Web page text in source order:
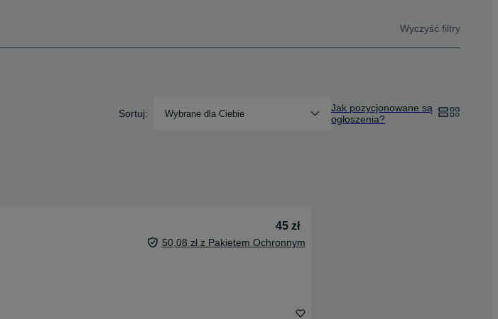
Wyczyść filtry
Sortuj: Wybrane dla Ciebie
Jak pozycjonowane są
ogłoszenia?
45 zł
50,08 zł z Pakietem Ochronnym